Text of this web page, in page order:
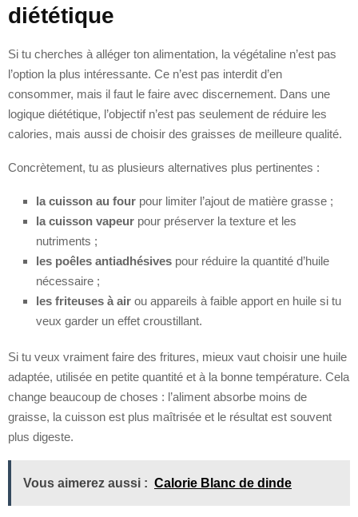
diététique
Si tu cherches à alléger ton alimentation, la végétaline n’est pas
l’option la plus intéressante. Ce n’est pas interdit d’en
consommer, mais il faut le faire avec discernement. Dans une
logique diététique, l’objectif n’est pas seulement de réduire les
calories, mais aussi de choisir des graisses de meilleure qualité.
Concrètement, tu as plusieurs alternatives plus pertinentes :
la cuisson au four pour limiter l’ajout de matière grasse ;
la cuisson vapeur pour préserver la texture et les
nutriments ;
les poêles antiadhésives pour réduire la quantité d’huile
nécessaire ;
les friteuses à air ou appareils à faible apport en huile si tu
veux garder un effet croustillant.
Si tu veux vraiment faire des fritures, mieux vaut choisir une huile
adaptée, utilisée en petite quantité et à la bonne température. Cela
change beaucoup de choses : l’aliment absorbe moins de
graisse, la cuisson est plus maîtrisée et le résultat est souvent
plus digeste.
Vous aimerez aussi : Calorie Blanc de dinde